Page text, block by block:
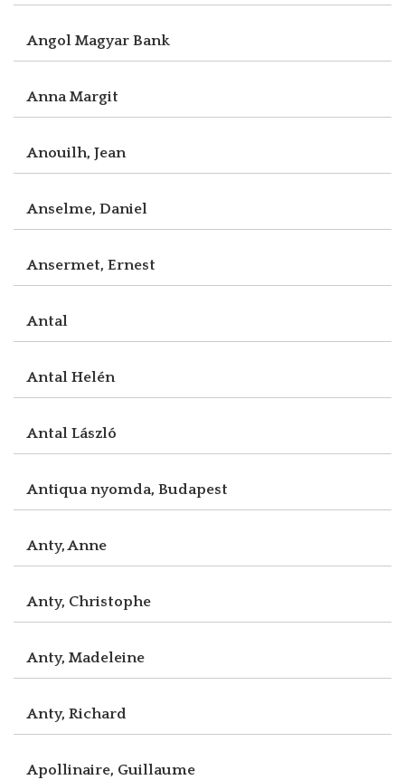
Angol Magyar Bank
Anna Margit
Anouilh, Jean
Anselme, Daniel
Ansermet, Ernest
Antal
Antal Helén
Antal László
Antiqua nyomda, Budapest
Anty, Anne
Anty, Christophe
Anty, Madeleine
Anty, Richard
Apollinaire, Guillaume